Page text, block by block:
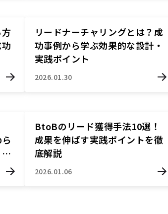
リードナーチャリングとは？成
功事例から学ぶ効果的な設計・
実践ポイント
2026.01.30
BtoBのリード獲得手法10選！
成果を伸ばす実践ポイントを徹
底解説
2026.01.06